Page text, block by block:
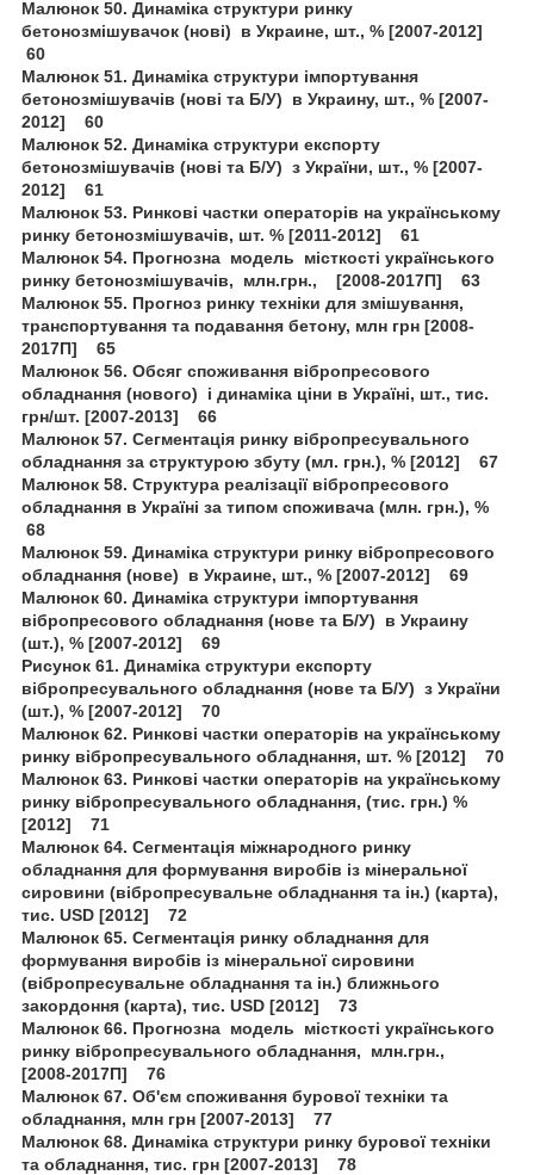
Малюнок 50. Динаміка структури ринку
бетонозмішувачок (нові) в Украине, шт., % [2007-2012]
60
Малюнок 51. Динаміка структури імпортування
бетонозмішувачів (нові та Б/У) в Украину, шт., % [2007-
2012] 60
Малюнок 52. Динаміка структури експорту
бетонозмішувачів (нові та Б/У) з України, шт., % [2007-
2012] 61
Малюнок 53. Ринкові частки операторів на українському
ринку бетонозмішувачів, шт. % [2011-2012] 61
Малюнок 54. Прогнозна модель місткості українського
ринку бетонозмішувачів, млн.грн., [2008-2017П] 63
Малюнок 55. Прогноз ринку техніки для змішування,
транспортування та подавання бетону, млн грн [2008-
2017П] 65
Малюнок 56. Обсяг споживання вібропресового
обладнання (нового) і динаміка ціни в Україні, шт., тис.
грн/шт. [2007-2013] 66
Малюнок 57. Сегментація ринку вібропресувального
обладнання за структурою збуту (мл. грн.), % [2012] 67
Малюнок 58. Структура реалізації вібропресового
обладнання в Україні за типом споживача (млн. грн.), %
68
Малюнок 59. Динаміка структури ринку вібропресового
обладнання (нове) в Украине, шт., % [2007-2012] 69
Малюнок 60. Динаміка структури імпортування
вібропресового обладнання (нове та Б/У) в Украину
(шт.), % [2007-2012] 69
Рисунок 61. Динаміка структури експорту
вібропресувального обладнання (нове та Б/У) з України
(шт.), % [2007-2012] 70
Малюнок 62. Ринкові частки операторів на українському
ринку вібропресувального обладнання, шт. % [2012] 70
Малюнок 63. Ринкові частки операторів на українському
ринку вібропресувального обладнання, (тис. грн.) %
[2012] 71
Малюнок 64. Сегментація міжнародного ринку
обладнання для формування виробів із мінеральної
сировини (вібропресувальне обладнання та ін.) (карта),
тис. USD [2012] 72
Малюнок 65. Сегментація ринку обладнання для
формування виробів із мінеральної сировини
(вібропресувальне обладнання та ін.) ближнього
закордоння (карта), тис. USD [2012] 73
Малюнок 66. Прогнозна модель місткості українського
ринку вібропресувального обладнання, млн.грн.,
[2008-2017П] 76
Малюнок 67. Об'єм споживання бурової техніки та
обладнання, млн грн [2007-2013] 77
Малюнок 68. Динаміка структури ринку бурової техніки
та обладнання, тис. грн [2007-2013] 78